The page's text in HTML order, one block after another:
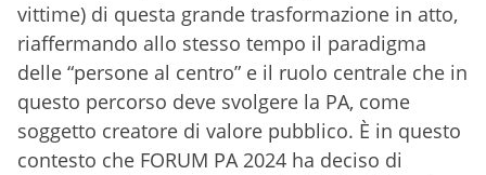
vittime) di questa grande trasformazione in atto,
riaffermando allo stesso tempo il paradigma
delle “persone al centro” e il ruolo centrale che in
questo percorso deve svolgere la PA, come
soggetto creatore di valore pubblico. È in questo
contesto che FORUM PA 2024 ha deciso di